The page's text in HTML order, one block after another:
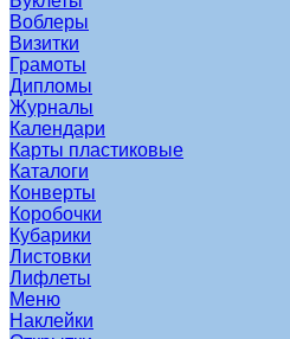
Воблеры
Визитки
Грамоты
Дипломы
Журналы
Календари
Карты пластиковые
Каталоги
Конверты
Коробочки
Кубарики
Листовки
Лифлеты
Меню
Наклейки